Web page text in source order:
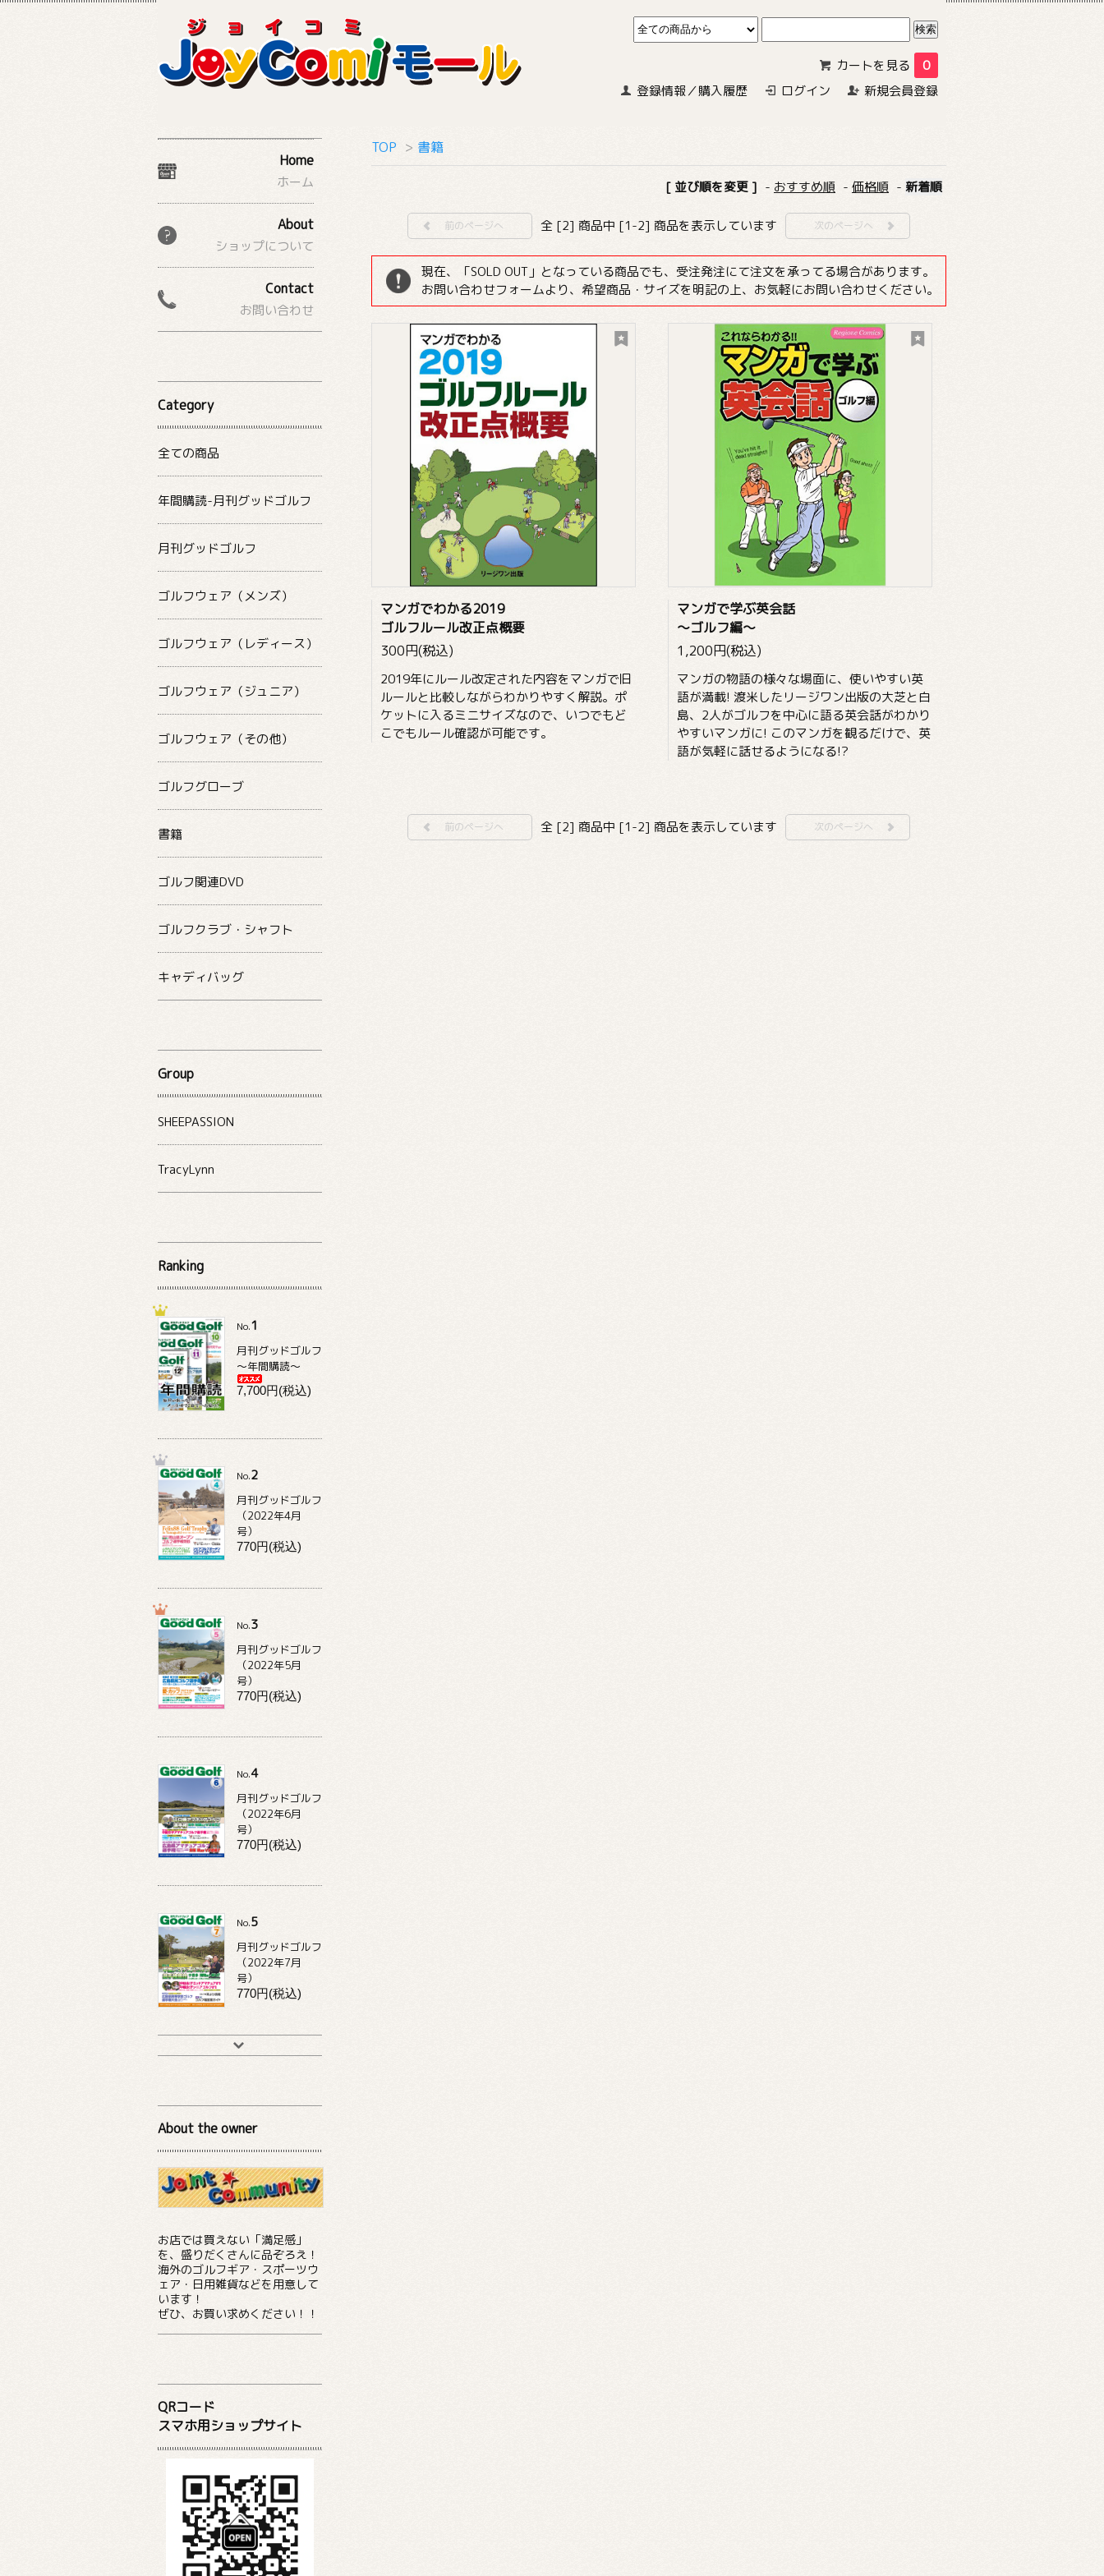
カートを見る
0
登録情報／購入履歴
ログイン 新規会員登録
TOP > 書籍
[ 並び順を変更 ] - おすすめ順 - 価格順 - 新着順
前のページへ 全 [2] 商品中 [1-2] 商品を表示しています 次のページへ
現在、「SOLD OUT」となっている商品でも、受注発注にて注文を承ってる場合があります。
お問い合わせフォームより、希望商品・サイズを明記の上、お気軽にお問い合わせください。
マンガでわかる2019
ゴルフルール改正点概要
300円(税込)
2019年にルール改定された内容をマンガで旧
ルールと比較しながらわかりやすく解説。ポ
ケットに入るミニサイズなので、いつでもど
こでもルール確認が可能です。
マンガで学ぶ英会話
～ゴルフ編～
1,200円(税込)
マンガの物語の様々な場面に、使いやすい英
語が満載! 渡米したリージワン出版の大芝と白
島、2人がゴルフを中心に語る英会話がわかり
やすいマンガに! このマンガを観るだけで、英
語が気軽に話せるようになる!?
前のページへ 全 [2] 商品中 [1-2] 商品を表示しています 次のページへ
Home
ホーム
About
ショップについて
Contact
お問い合わせ
Category
全ての商品
年間購読-月刊グッドゴルフ
月刊グッドゴルフ
ゴルフウェア（メンズ）
ゴルフウェア（レディース）
ゴルフウェア（ジュニア）
ゴルフウェア（その他）
ゴルフグローブ
書籍
ゴルフ関連DVD
ゴルフクラブ・シャフト
キャディバッグ
Group
SHEEPASSION
TracyLynn
Ranking
No.1
月刊グッドゴルフ
～年間購読～
7,700円(税込)
No.2
月刊グッドゴルフ
（2022年4月
号）
770円(税込)
No.3
月刊グッドゴルフ
（2022年5月
号）
770円(税込)
No.4
月刊グッドゴルフ
（2022年6月
号）
770円(税込)
No.5
月刊グッドゴルフ
（2022年7月
号）
770円(税込)
About the owner
お店では買えない「満足感」
を、盛りだくさんに品ぞろえ！
海外のゴルフギア・スポーツウ
ェア・日用雑貨などを用意して
います！
ぜひ、お買い求めください！！
QRコード
スマホ用ショップサイト